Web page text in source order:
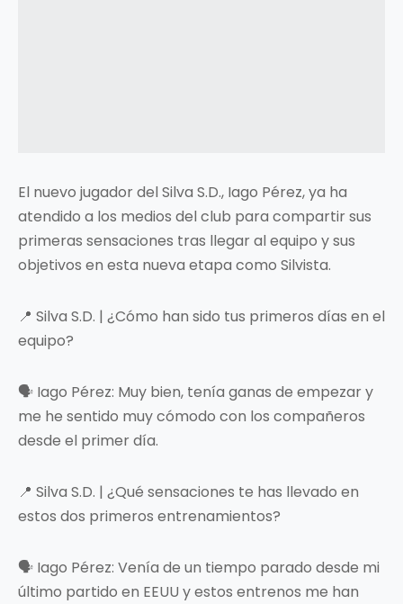
El nuevo jugador del Silva S.D., Iago Pérez, ya ha
atendido a los medios del club para compartir sus
primeras sensaciones tras llegar al equipo y sus
objetivos en esta nueva etapa como Silvista.
📍 Silva S.D. | ¿Cómo han sido tus primeros días en el
equipo?
🗣️ Iago Pérez: Muy bien, tenía ganas de empezar y
me he sentido muy cómodo con los compañeros
desde el primer día.
📍 Silva S.D. | ¿Qué sensaciones te has llevado en
estos dos primeros entrenamientos?
🗣️ Iago Pérez: Venía de un tiempo parado desde mi
último partido en EEUU y estos entrenos me han